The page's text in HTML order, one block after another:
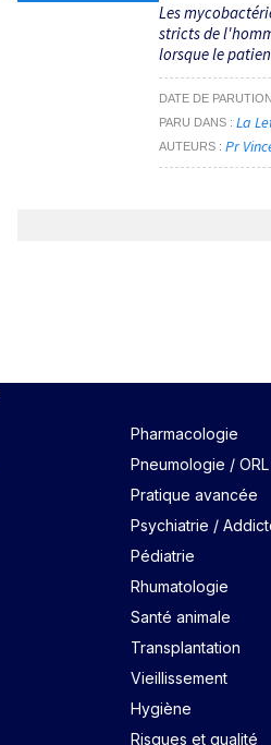
Les
stricts de
lorsque le
DATE DE PARUTION
PARU DANS La
AUTEURS Pr
Pharmacologie
Pneumologie / ORL
Pratique avancée
Psychiatrie /
Pédiatrie
Rhumatologie
Santé animale
Transplantation
Vieillissement
Hygiène
Risques et qualité